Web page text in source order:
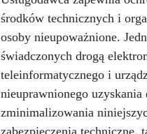
środków technicznych i
osoby nieupoważnione.
świadczonych drogą
teleinformatycznego i
nieuprawnionego
zminimalizowania
zabezpieczenia